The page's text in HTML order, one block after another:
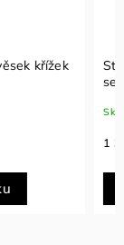
křížek
se
1